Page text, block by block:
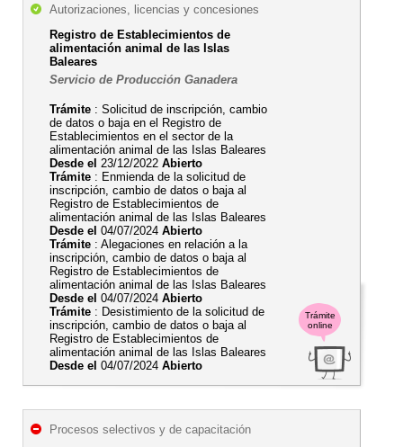
Trámite
online
Autorizaciones, licencias y concesiones
Registro de Establecimientos de
alimentación animal de las Islas
Baleares
Servicio de Producción Ganadera
Trámite : Solicitud de inscripción, cambio
de datos o baja en el Registro de
Establecimientos en el sector de la
alimentación animal de las Islas Baleares
Desde el 23/12/2022 Abierto
Trámite : Enmienda de la solicitud de
inscripción, cambio de datos o baja al
Registro de Establecimientos de
alimentación animal de las Islas Baleares
Desde el 04/07/2024 Abierto
Trámite : Alegaciones en relación a la
inscripción, cambio de datos o baja al
Registro de Establecimientos de
alimentación animal de las Islas Baleares
Desde el 04/07/2024 Abierto
Trámite : Desistimiento de la solicitud de
inscripción, cambio de datos o baja al
Registro de Establecimientos de
alimentación animal de las Islas Baleares
Desde el 04/07/2024 Abierto
Procesos selectivos y de capacitación